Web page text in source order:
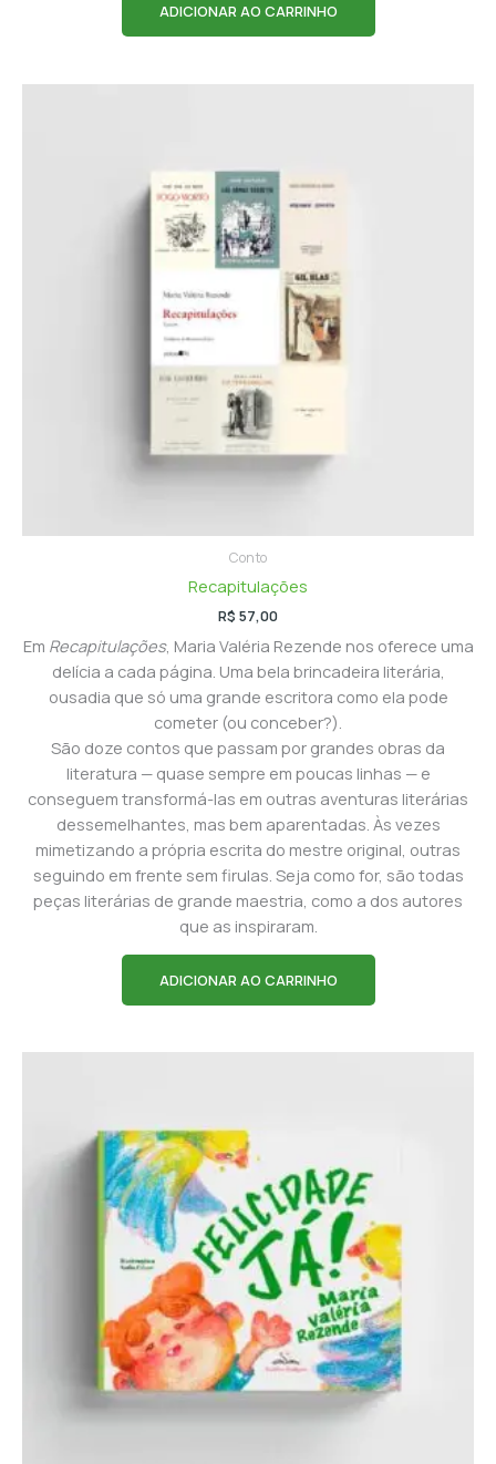
ADICIONAR AO CARRINHO
Conto
Recapitulações
R$ 57,00
Em Recapitulações, Maria Valéria Rezende nos oferece uma
delícia a cada página. Uma bela brincadeira literária,
ousadia que só uma grande escritora como ela pode
cometer (ou conceber?).
São doze contos que passam por grandes obras da
literatura — quase sempre em poucas linhas — e
conseguem transformá-las em outras aventuras literárias
dessemelhantes, mas bem aparentadas. Às vezes
mimetizando a própria escrita do mestre original, outras
seguindo em frente sem firulas. Seja como for, são todas
peças literárias de grande maestria, como a dos autores
que as inspiraram.
ADICIONAR AO CARRINHO